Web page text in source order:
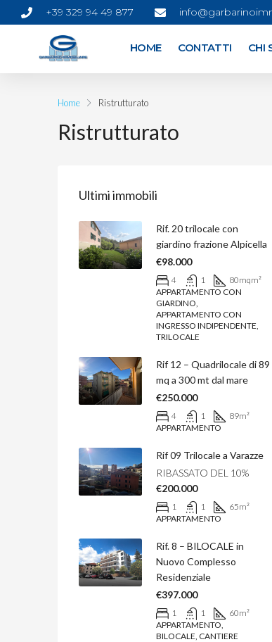
+39 329 94 49 877
HOME CONTATTI CHI
Home Ristrutturato
Ristrutturato
Ultimi immobili
Rif. 20 trilocale con
giardino frazione Alpicella
€98.000
4 1 80mqm²
APPARTAMENTO CON
GIARDINO,
APPARTAMENTO CON
INGRESSO INDIPENDENTE,
TRILOCALE
Rif 12 – Quadrilocale di 89
mq a 300 mt dal mare
€250.000
4 1 89m²
APPARTAMENTO
Rif 09 Trilocale a Varazze
RIBASSATO DEL 10%
€200.000
1 1 65m²
APPARTAMENTO
Rif. 8 – BILOCALE in
Nuovo Complesso
Residenziale
€397.000
1 1 60m²
APPARTAMENTO,
BILOCALE, CANTIERE